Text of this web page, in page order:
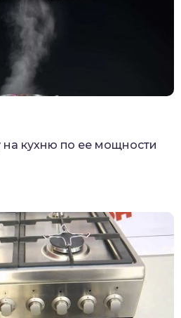
на кухню по ее мощности